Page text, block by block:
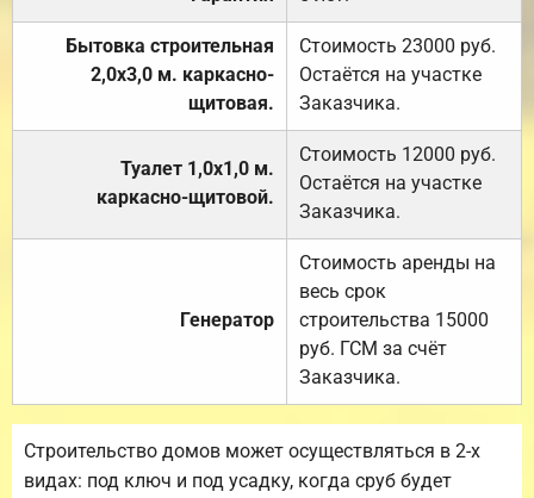
Бытовка строительная
2,0х3,0 м. каркасно-
щитовая.
Стоимость 23000 руб.
Остаётся на участке
Заказчика.
Туалет 1,0х1,0 м.
каркасно-щитовой.
Стоимость 12000 руб.
Остаётся на участке
Заказчика.
Генератор
Стоимость аренды на
весь срок
строительства 15000
руб. ГСМ за счёт
Заказчика.
Строительство домов может осуществляться в 2-х
видах: под ключ и под усадку, когда сруб будет